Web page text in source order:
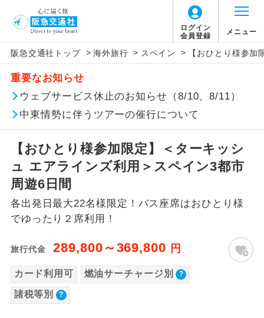
ログイン
会員登録
メニュー
阪急交通社トップ > 海外旅行 > スペイン > 【おひとり様参
重要なお知らせ
ウェブサービス休止のお知らせ（8/10、8/11）
中東情勢に伴うツアーの催行について
【おひとり様参加限定】＜ターキッシ
ュ エアラインズ利用＞スペイン3都市
周遊6日間
各出発日最大22名様限定！バス座席はおひとり様
でゆったり２席利用！
旅行代金 289,800～369,800 円
カード利用可 燃油サーチャージ別
諸税等別
旅行代金に燃油サーチャージは含まれており
ません。別途お支払いが必要となります。
目安：136,000円（2026/06/30現在）
※上記の燃油サーチャージは変更になる場合
があります。
旅行代金に、以下の料金は含まれておりませ
ん。別途お支払が必要となります。
【日本国内空港施設使用料】
関西国際空港
大人（12歳以上）3,310円、子供（2歳以上12
歳未満）1,660円
【旅客保安サービス料】
関西国際空港
歳未満）320円
【海外空港諸税等】
旅行代金に各国空港の旅客サービス施設使用
このツアーは以下の出発地から追加代金でご参
加いただけます。
※リクエスト受付の場合、ご手配の可否は後日回答さ
せていただきます。
追加代金にて各地発着ありとは
当ツアーは日程表に記載の出発空港だけで
なく、各地より下記追加代金にて飛行機や
鉄道などを利用しご参加いただけます。
ご同行者様が異なる発着地をご希望の場合
は、当社予約センターまで連絡ください。
アイコン 説明
添乗員同行
往路出発空港（駅）から復路到着空港
（駅）まで同行します。
現地到着後、現地係員が同行しお世話い
たします。
バスガイド乗
務
バスガイドが乗務し、車内での観光案内
新コース 初登場のコースです。
世界遺産
ユネスコに登録されている文化遺産や自
然遺産を訪ねるコースです。
温泉 温泉地にも宿泊するコースです。